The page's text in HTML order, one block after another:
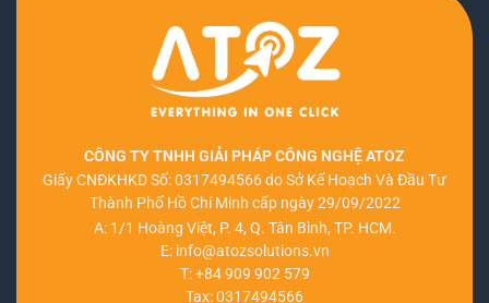
CÔNG TY TNHH GIẢI PHÁP CÔNG NGHỆ ATOZ
Giấy CNĐKHKD Số: 0317494566 do Sở Kế Hoạch Và Đầu Tư
Thành Phố Hồ Chí Minh cấp ngày 29/09/2022
A: 1/1 Hoàng Việt, P. 4, Q. Tân Bình, TP. HCM.
E: info@atozsolutions.vn
T:+84 909 902 579
Tax: 0317494566